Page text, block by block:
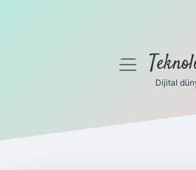
Gizlilik Politikası
menüyü
Dijital